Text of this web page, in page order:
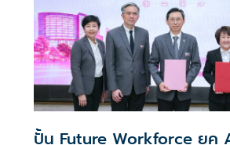
ปั้น Future Workforce ยุค